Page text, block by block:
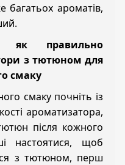
багатьох ароматів,
як правильно
з тютюном для
смаку
смаку почніть із
ароматизатора,
після кожного
настоятися, щоб
з тютюном, перш